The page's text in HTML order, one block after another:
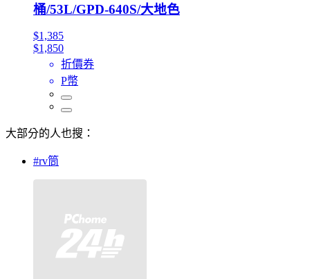
桶/53L/GPD-640S/大地色
$1,385
$1,850
折價券
P幣
大部分的人也搜：
#rv筒